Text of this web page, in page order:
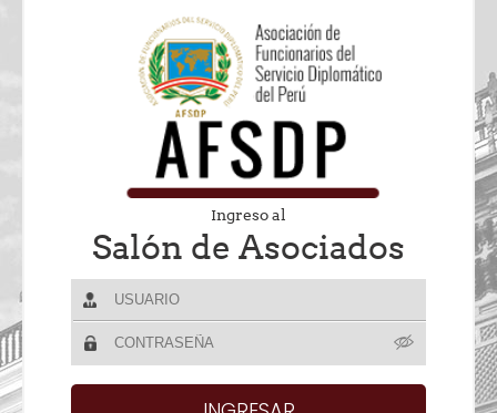
Ingreso al
Salón de Asociados